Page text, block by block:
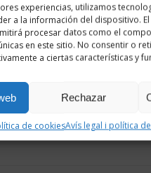
experiencias, utilizamos
a la información del dispositivo.
procesar datos como el
en este sitio. No consentir o
a ciertas características y
Rechazar
de cookiesAvís legal i política
la teva calma interior.